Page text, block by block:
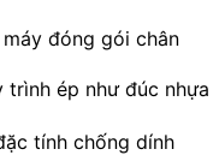
máy đóng gói chân
trình ép như đúc nhựa
tính chống dính